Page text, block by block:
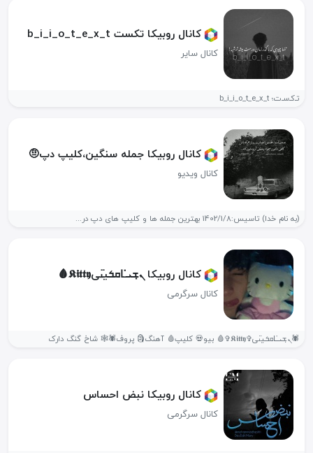
کانال روبیکا تکست b_i_i_o_t_e_x_t
کانال سایر
تـ‌کـ‌سـ‌ت؛ b_i_i_o_t_e_x_t
کانال روبیکا جمله سنگین،کلیپ دپ🤨
کانال ویدیو
(به نام خدا) تاسیس:1402/1/8 بهترین جمله ها و کلیپ های دپ در...
کانال روبیکا ️ܢ̣ܫ‌ܝ̇ߺߊ‌ܩ‌ܭیࡅ߳ی𝕶𝖎𝖙𝖙𝖞🩸
کانال سرگرمی
🕷️ܢ̣ܫ‌ܝ̇ߺߊ‌ܩ‌ܭیࡅ߳ی✞𝕶𝖎𝖙𝖙𝖞✞🩸 بیو💀 کلیپ🩸 آهنگ🗿 پروف🕷️🕸️ شاخ گنگ دارک
کانال روبیکا نبض احساس
کانال سرگرمی